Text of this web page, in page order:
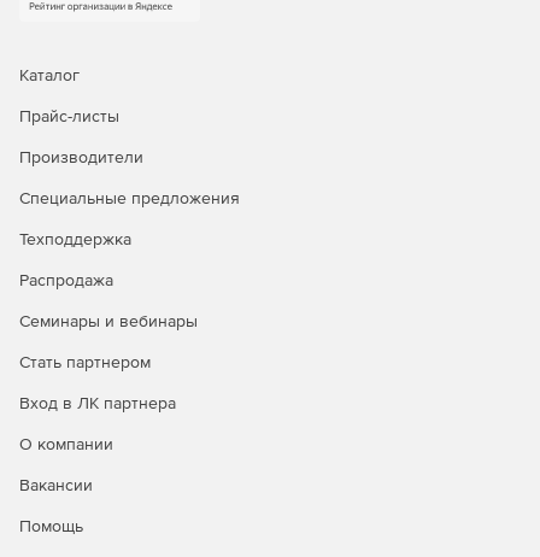
Каталог
Прайс-листы
Производители
Специальные предложения
Техподдержка
Распродажа
Семинары и вебинары
Стать партнером
Вход в ЛК партнера
О компании
Вакансии
Помощь